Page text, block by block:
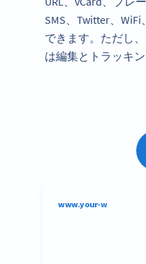
SMS、Twitter、
できます。ただし
は編集とトラッキ